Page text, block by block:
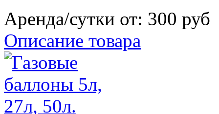
Аренда/сутки от: 300 руб
Описание товара